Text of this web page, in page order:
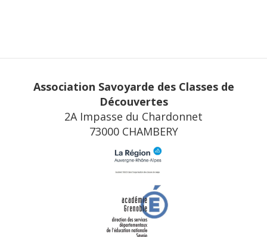
Association Savoyarde des Classes de
Découvertes
2A Impasse du Chardonnet
73000 CHAMBERY